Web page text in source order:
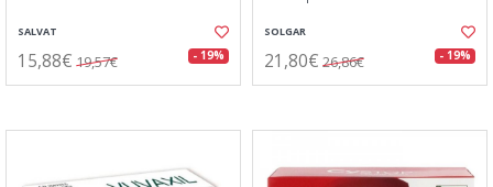
SALVAT
15,88€ 19,57€ - 19%
SOLGAR
21,80€ 26,86€ - 19%